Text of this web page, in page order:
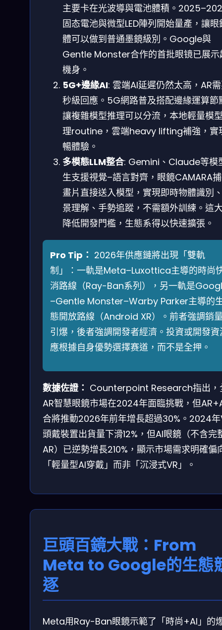
主要卡在光波導與電池體積。
固态電池與微型LED陣列開始量產，讓眼
體可以做到普通墨鏡級別。Google與
Gentle Monster合作的首批眼镜已展示
機身。
5G+邊緣AI: 雲端AI延遲仍然太高，AR
秒級回應。5G網路普及搭配邊緣運算節
讓複雜模型推理可以分流，本地輕量模
理routine，雲端heavy lifting補強，實
暢體驗。
多模態LLM整合: Gemini、Claude等模
生支援視覺–語言對齊，眼鏡CAMARA
畫片直接送入模型，實現即時物體識別
景理解、手勢追蹤，不需額外訓練。這
降低開發門檻，生態系得以快速擴張。
Pro Tip： 2026年供應鏈將出現「雙軌
制」：一軌是Meta–Luxottica主導的時尚
消路線（Ray-Ban系列），另一軌是
–Gentle Monster–Warby Parker主導的
態開放路線（Android XR）。前者強調銷
引爆，後者強調開發者經濟。投資或開發資
應根據自身優勢選擇赛道，而不是全押。
數據佐證： Counterpoint Research指出，
AR智慧眼鏡市場在2024年面臨挑戰，但
合將推動2026年前年增長超過30%。2024年
頭戴裝置出貨量下滑12%，但AI眼鏡（不含完
AR）已逆勢增長210%，顯示市場需求明確偏
「輕量型AI穿戴」而非「沉浸式VR」。
巨頭百鏡大戰：From
Meta to Google的生態
逐
Meta用Ray-Ban眼鏡示範了「時尚+AI」的